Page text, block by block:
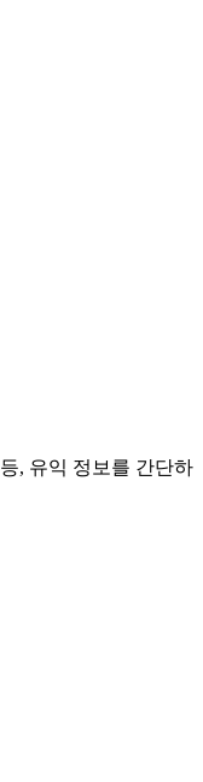
, 유익 정보를 간단하